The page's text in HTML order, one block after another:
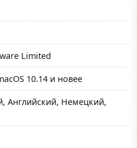
Limited
10.14 и новее
Английский, Немецкий,